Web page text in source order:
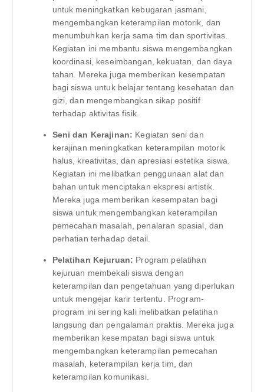
untuk meningkatkan kebugaran jasmani,
mengembangkan keterampilan motorik, dan
menumbuhkan kerja sama tim dan sportivitas.
Kegiatan ini membantu siswa mengembangkan
koordinasi, keseimbangan, kekuatan, dan daya
tahan. Mereka juga memberikan kesempatan
bagi siswa untuk belajar tentang kesehatan dan
gizi, dan mengembangkan sikap positif
terhadap aktivitas fisik.
Seni dan Kerajinan: Kegiatan seni dan
kerajinan meningkatkan keterampilan motorik
halus, kreativitas, dan apresiasi estetika siswa.
Kegiatan ini melibatkan penggunaan alat dan
bahan untuk menciptakan ekspresi artistik.
Mereka juga memberikan kesempatan bagi
siswa untuk mengembangkan keterampilan
pemecahan masalah, penalaran spasial, dan
perhatian terhadap detail.
Pelatihan Kejuruan: Program pelatihan
kejuruan membekali siswa dengan
keterampilan dan pengetahuan yang diperlukan
untuk mengejar karir tertentu. Program-
program ini sering kali melibatkan pelatihan
langsung dan pengalaman praktis. Mereka juga
memberikan kesempatan bagi siswa untuk
mengembangkan keterampilan pemecahan
masalah, keterampilan kerja tim, dan
keterampilan komunikasi.